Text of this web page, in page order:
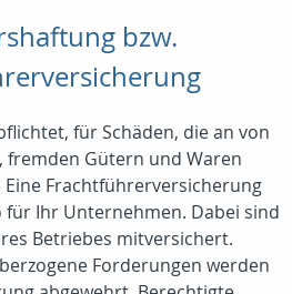
bzw.
für Schäden, die an von
Gütern und Waren
Frachtführerversicherung
für Ihr Unternehmen. Dabei sind
Betriebes mitversichert.
Forderungen werden